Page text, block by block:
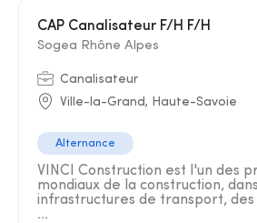
CAP Canalisateur F/H F/H
Sogea Rhône Alpes
Canalisateur
Ville-la-Grand, Haute-Savoie
Alternance
VINCI Construction est l'un des
mondiaux de la construction,
infrastructures de transport, des
...